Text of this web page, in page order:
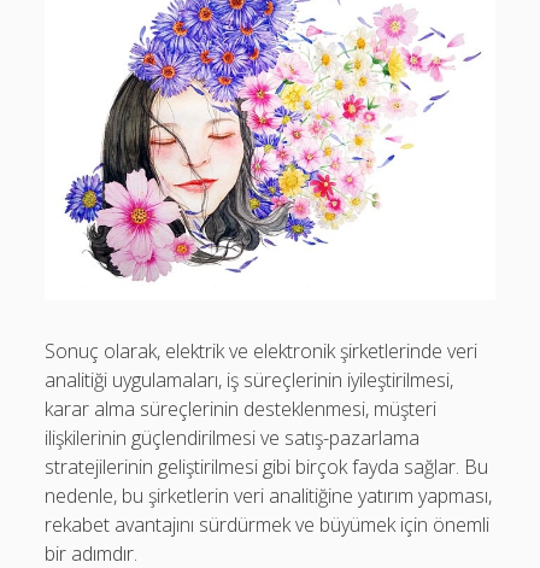
Sonuç olarak, elektrik ve elektronik şirketlerinde veri
analitiği uygulamaları, iş süreçlerinin iyileştirilmesi,
karar alma süreçlerinin desteklenmesi, müşteri
ilişkilerinin güçlendirilmesi ve satış-pazarlama
stratejilerinin geliştirilmesi gibi birçok fayda sağlar. Bu
nedenle, bu şirketlerin veri analitiğine yatırım yapması,
rekabet avantajını sürdürmek ve büyümek için önemli
bir adımdır.